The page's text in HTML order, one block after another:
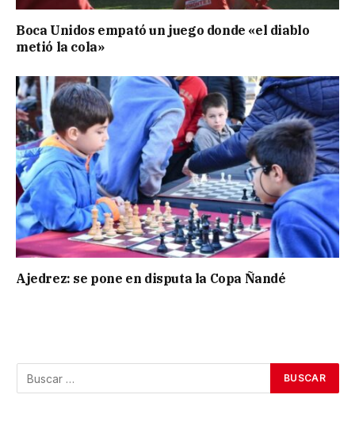
Boca Unidos empató un juego donde «el diablo
metió la cola»
Ajedrez: se pone en disputa la Copa Ñandé